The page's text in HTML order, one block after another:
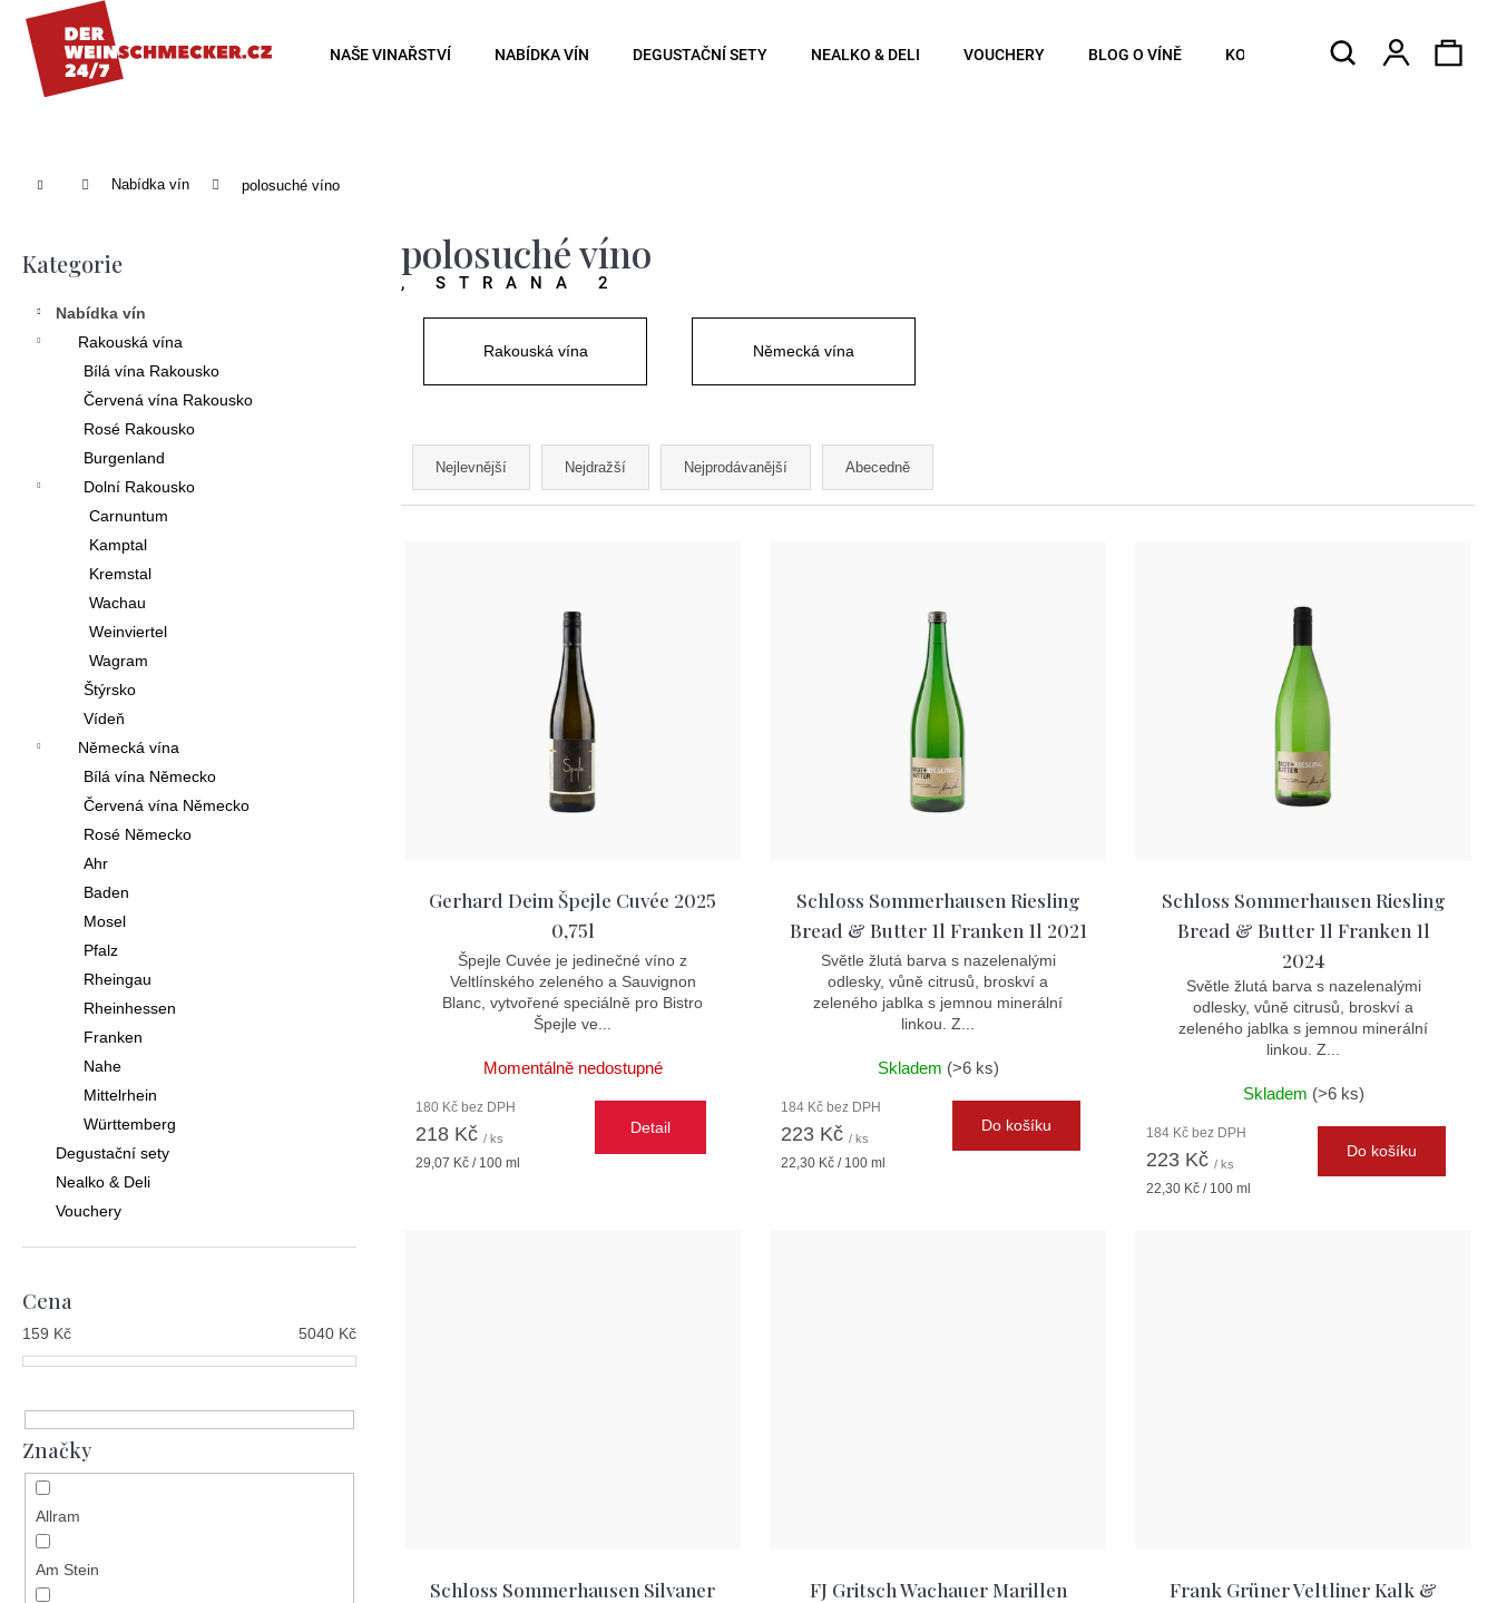
NAŠE VINAŘSTVÍ NABÍDKA VÍN DEGUSTAČNÍ SETY NEALKO & DELI VOUCHERY BLOG O VÍNĚ KONTAKTY Hledat
Domů Nabídka vín polosuché víno
Přeskočit
kategorie
Kategorie
Nabídka vín
Rakouská vína
Bílá vína Rakousko
Červená vína Rakousko
Rosé Rakousko
Burgenland
Dolní Rakousko
Carnuntum
Kamptal
Kremstal
Wachau
Weinviertel
Wagram
Štýrsko
Vídeň
Německá vína
Bílá vína Německo
Červená vína Německo
Rosé Německo
Ahr
Baden
Mosel
Pfalz
Rheingau
Rheinhessen
Franken
Nahe
Mittelrhein
Württemberg
Degustační sety
Nealko & Deli
Vouchery
Cena
159 Kč 5040 Kč
Značky
Allram
Am Stein
polosuché víno
, STRANA 2
Rakouská vína Německá vína
Ř
a
Nejlevnější Nejdražší Nejprodávanější Abecedně
Gerhard Deim Špejle Cuvée 2025
0,75l
Špejle Cuvée je jedinečné víno z
Veltlínského zeleného a Sauvignon
Blanc, vytvořené speciálně pro Bistro
Špejle ve...
Momentálně nedostupné
180 Kč bez DPH
218 Kč/ ks
Měrná
29,07 Kč / 100 ml
Detail
Schloss Sommerhausen Riesling
Bread & Butter 1l Franken 1l 2021
Světle žlutá barva s nazelenalými
odlesky, vůně citrusů, broskví a
zeleného jablka s jemnou minerální
linkou. Z...
Skladem (>6 ks)
184 Kč bez DPH
223 Kč/ ks
Měrná
22,30 Kč / 100 ml
Do košíku
Schloss Sommerhausen Riesling
Bread & Butter 1l Franken 1l
2024
Světle žlutá barva s nazelenalými
odlesky, vůně citrusů, broskví a
zeleného jablka s jemnou minerální
linkou. Z...
Skladem (>6 ks)
184 Kč bez DPH
223 Kč/ ks
Měrná
22,30 Kč / 100 ml
Do košíku
Schloss Sommerhausen Silvaner
FJ Gritsch Wachauer Marillen
Frank Grüner Veltliner Kalk &
Zpět
do
Zpět
do